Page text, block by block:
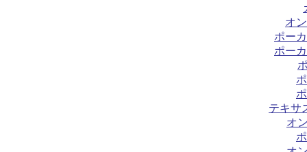
オ
ポー
ポー
テキサ
オ